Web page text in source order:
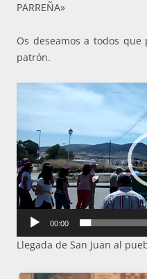
PARREÑA»
Os deseamos a todos
patrón.
Reproductor
00:00
Llegada de San Juan al